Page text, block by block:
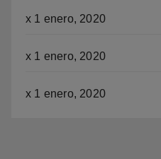
x 1 enero, 2020
x 1 enero, 2020
x 1 enero, 2020